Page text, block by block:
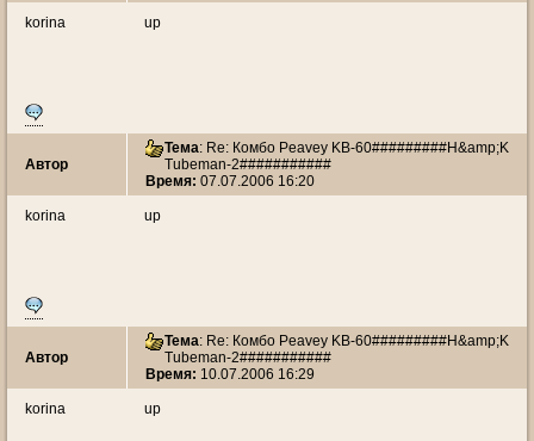
korina up
Автор
Тема: Re: Комбо Peavey KB-60#########H&amp;K
Tubeman-2###########
Время: 07.07.2006 16:20
korina up
Автор
Тема: Re: Комбо Peavey KB-60#########H&amp;K
Tubeman-2###########
Время: 10.07.2006 16:29
korina up